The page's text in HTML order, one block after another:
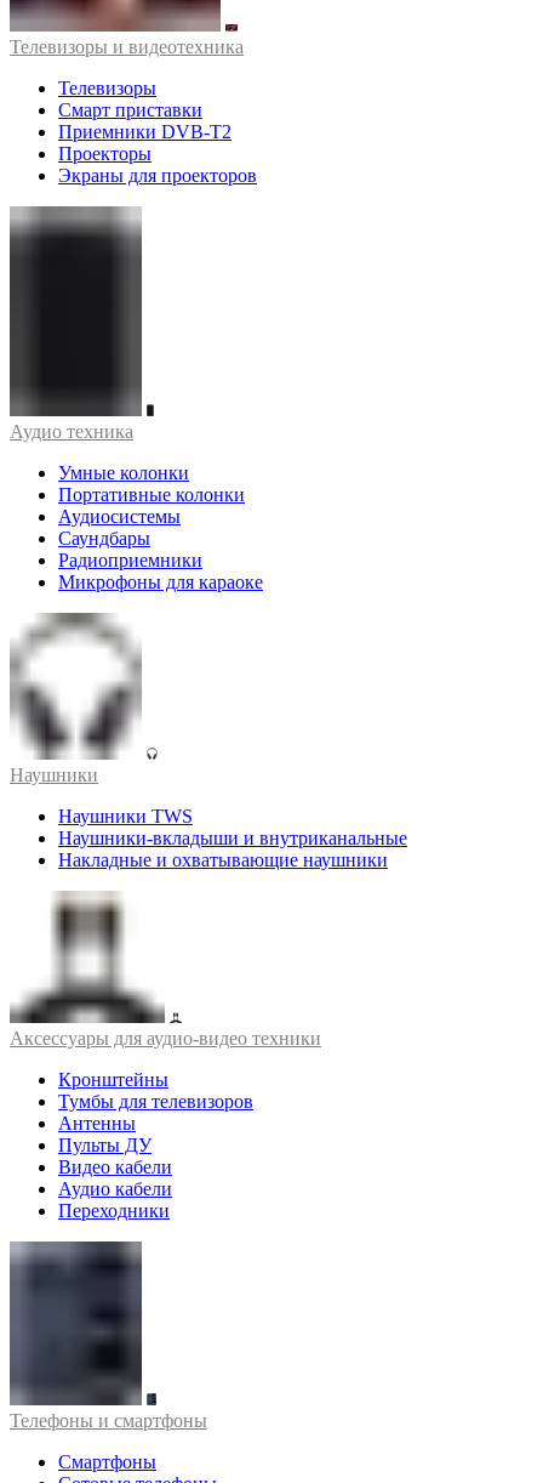
Телевизоры и видеотехника
Телевизоры
Смарт приставки
Приемники DVB-T2
Проекторы
Экраны для проекторов
Аудио техника
Умные колонки
Портативные колонки
Аудиосистемы
Саундбары
Радиоприемники
Микрофоны для караоке
Наушники
Наушники TWS
Наушники-вкладыши и внутриканальные
Накладные и охватывающие наушники
Аксессуары для аудио-видео техники
Кронштейны
Тумбы для телевизоров
Антенны
Пульты ДУ
Видео кабели
Аудио кабели
Переходники
Телефоны и смартфоны
Смартфоны